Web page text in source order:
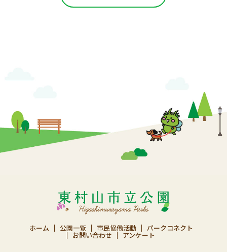
ホーム 公園一覧 市民協働活動 パークコネクト
お問い合わせ アンケート